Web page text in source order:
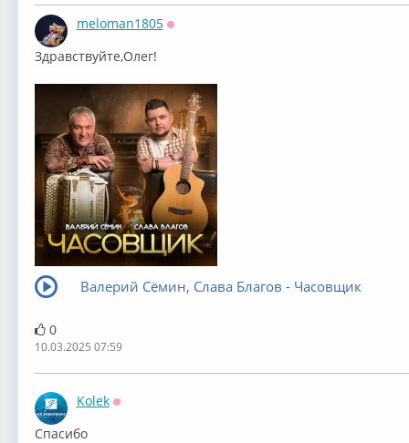
meloman1805
Здравствуйте,Олег!
Валерий Сёмин, Слава Благов - Часовщик
0
10.03.2025 07:59
Kolek
Спасибо